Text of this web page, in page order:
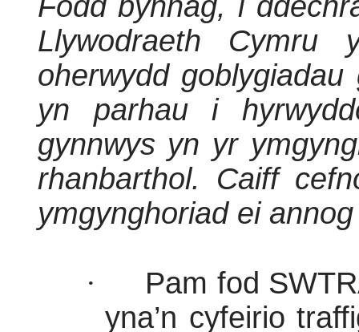
Fodd bynnag, i
Llywodraeth Cymru
oherwydd
yn parhau i
gynnwys yn yr
rhanbarthol. Caiff
ymgynghoriad ei
·
Pam fod
yna’n cyfeirio